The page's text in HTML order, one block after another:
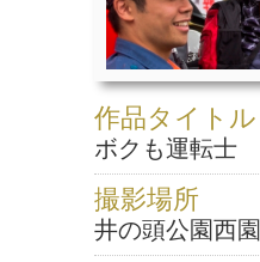
作品タイトル
ボクも運転士
撮影場所
井の頭公園西園